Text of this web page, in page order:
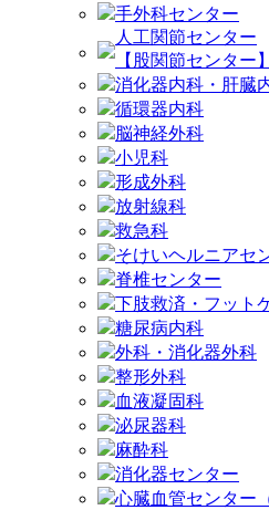
手外科センター
人工関節センター
【股関節センター】
消化器内科・肝臓
循環器内科
脳神経外科
小児科
形成外科
放射線科
救急科
そけいヘルニアセ
脊椎センター
下肢救済・フット
糖尿病内科
外科・消化器外科
整形外科
血液凝固科
泌尿器科
麻酔科
消化器センター
心臓血管センター